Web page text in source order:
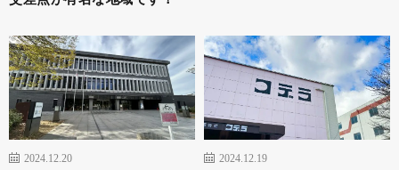
2024.12.20 2024.12.19